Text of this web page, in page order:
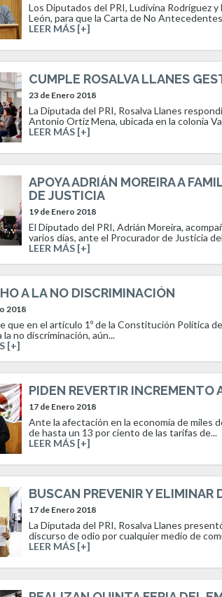
Los Diputados del PRI, Ludivina Rodríguez
León, para que la Carta de No
LEER MÁS [+]
CUMPLE ROSALVA LLANES
23 de Enero 2018
La Diputada del PRI, Rosalva Llanes
Antonio Ortiz Mena, ubicada en la colonia
LEER MÁS [+]
APOYA ADRIÁN MOREIRA A
DE JUSTICIA
19 de Enero 2018
El Diputado del PRI, Adrián Moreira,
varios días, ante el Procurador de Justicia
LEER MÁS [+]
A LA NO DISCRIMINACIÓN
2018
que en el artículo 1º de la Constitución Política
la no discriminación, aún...
[+]
PIDEN REVERTIR INCREMENTO
17 de Enero 2018
Ante la afectación en la economía de miles
de hasta un 13 por ciento de las tarifas de...
LEER MÁS [+]
BUSCAN PREVENIR Y ELIMINAR
17 de Enero 2018
La Diputada del PRI, Rosalva Llanes
discurso de odio por cualquier medio de
LEER MÁS [+]